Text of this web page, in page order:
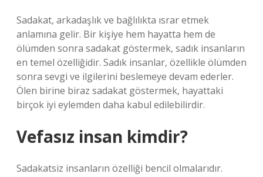
Sadakat, arkadaşlık ve bağlılıkta ısrar etmek
anlamına gelir. Bir kişiye hem hayatta hem de
ölümden sonra sadakat göstermek, sadık insanların
en temel özelliğidir. Sadık insanlar, özellikle ölümden
sonra sevgi ve ilgilerini beslemeye devam ederler.
Ölen birine biraz sadakat göstermek, hayattaki
birçok iyi eylemden daha kabul edilebilirdir.
Vefasız insan kimdir?
Sadakatsiz insanların özelliği bencil olmalarıdır.